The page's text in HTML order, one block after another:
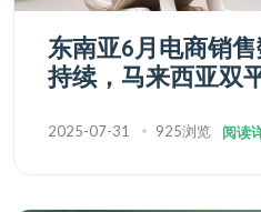
东南亚6月电商销
持续，马来西亚双
2025-07-31 925浏览 阅读